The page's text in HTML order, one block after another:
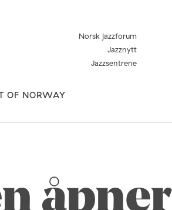
OF NORWAY
Norsk jazzforum
Jazznytt
Jazzsentrene
åpner